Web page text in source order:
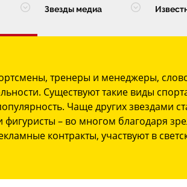
Звезды медиа
тренеры и менеджеры,
Существуют такие виды
Чаще других звездами
фигуристы – во многом благодаря
контракты, участвуют в
и соревнованиях